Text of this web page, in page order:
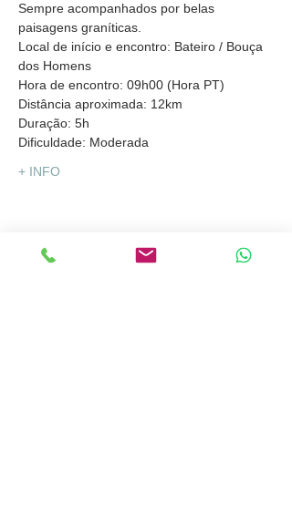
Sempre acompanhados por belas
paisagens graníticas.
Local de início e encontro: Bateiro / Bouça
dos Homens
Hora de encontro: 09h00 (Hora PT)
Distância aproximada: 12km
Duração: 5h
Dificuldade: Moderada
+ INFO